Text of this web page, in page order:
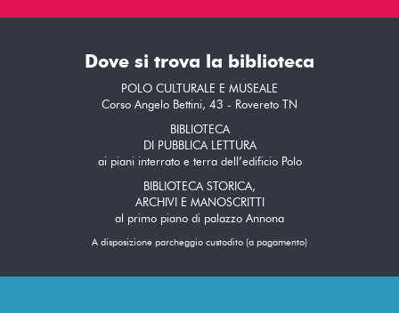
Dove si trova la biblioteca
POLO CULTURALE E MUSEALE
Corso Angelo Bettini, 43 - Rovereto TN
BIBLIOTECA
DI PUBBLICA LETTURA
ai piani interrato e terra dell’edificio Polo
BIBLIOTECA STORICA,
ARCHIVI E MANOSCRITTI
al primo piano di palazzo Annona
A disposizione parcheggio custodito (a pagamento)